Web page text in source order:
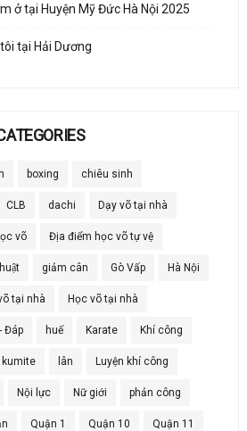
ở tại Huyện Mỹ Đức Hà Nội 2025
tại Hải Dương
boxing chiêu sinh
CLB dachi Dạy võ tại nhà
võ Địa điểm học võ tự vệ
giảm cân Gò Vấp Hà Nội
tại nhà Học võ tại nhà
Đáp huế Karate Khí công
kumite lân Luyện khí công
Nội lực Nữ giới phản công
Quận 1 Quận 10 Quận 11